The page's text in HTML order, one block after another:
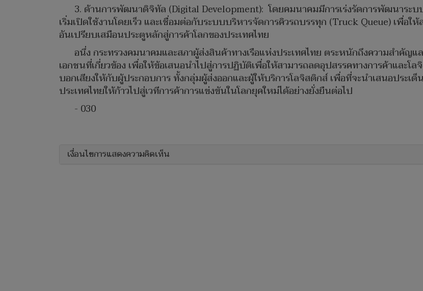
3. ด้านการพัฒนาดิจิทัล (Digital Development): โดยคมนาคมมีการเร่งรัดการพัฒนาระบ
เริ่มเปิดใช้งานโดยเร็ว และเชื่อมต่อกับระบบบริหารจัดการคิวรถบรรทุก (Truck Queue) เพื่อ
อันเปรียบเสมือนประตูหลักสู่การค้าโลกของประเทศไทย
อนึ่ง กระทรวงคมนาคมและสภาผู้ส่งสินค้าทางเรือแห่งประเทศไทย ตระหนักถึงความสำคัญแ
เอกชนที่เกี่ยวข้อง เพื่อให้ข้อเสนอนำไปสู่การปฏิบัติเพื่อให้สามารถลดอุปสรรคทางการค้าและโ
บอกเสียงให้กับผู้ประกอบการ ทั้งกลุ่มผู้ส่งออกและผู้ให้บริการโลจิสติกส์ เพื่อที่จะนำเสนอประ
ประเทศไทยให้ก้าวไปสู่เวทีการค้าการแข่งขันในโลกยุคใหม่ได้อย่างยั่งยืนต่อไป
- 030
เงื่อนไขการแสดงความคิดเห็น